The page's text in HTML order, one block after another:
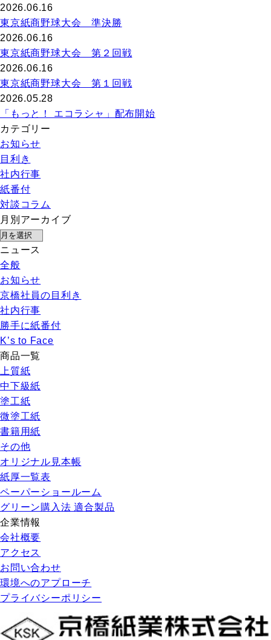
2026.06.16
東京紙商野球大会 準決勝
2026.06.16
東京紙商野球大会 第２回戦
2026.06.16
東京紙商野球大会 第１回戦
2026.05.28
「もっと！ エコラシャ」配布開始
カテゴリー
お知らせ
目利き
社内行事
紙番付
対談コラム
月別アーカイブ
ニュース
全般
お知らせ
京橋社員の目利き
社内行事
勝手に紙番付
K’s to Face
商品一覧
上質紙
中下級紙
塗工紙
微塗工紙
書籍用紙
その他
オリジナル見本帳
紙厚一覧表
ペーパーショールーム
グリーン購入法 適合製品
企業情報
会社概要
アクセス
お問い合わせ
環境へのアプローチ
プライバシーポリシー